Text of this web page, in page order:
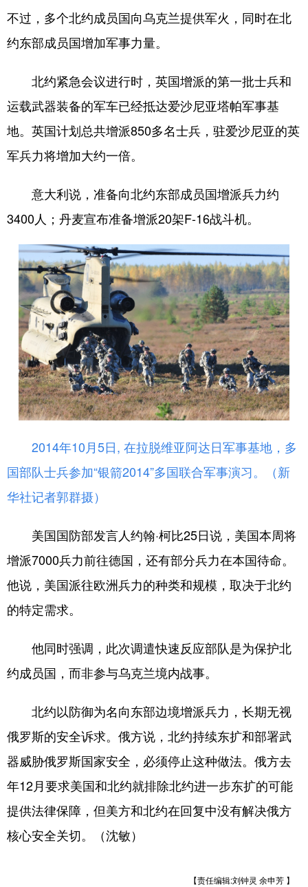
不过，多个北约成员国向乌克兰提供军火，同时在北
约东部成员国增加军事力量。
北约紧急会议进行时，英国增派的第一批士兵和
运载武器装备的军车已经抵达爱沙尼亚塔帕军事基
地。英国计划总共增派850多名士兵，驻爱沙尼亚的英
军兵力将增加大约一倍。
意大利说，准备向北约东部成员国增派兵力约
3400人；丹麦宣布准备增派20架F-16战斗机。
2014年10月5日, 在拉脱维亚阿达日军事基地，多
国部队士兵参加“银箭2014”多国联合军事演习。（新
华社记者郭群摄）
美国国防部发言人约翰·柯比25日说，美国本周将
增派7000兵力前往德国，还有部分兵力在本国待命。
他说，美国派往欧洲兵力的种类和规模，取决于北约
的特定需求。
他同时强调，此次调遣快速反应部队是为保护北
约成员国，而非参与乌克兰境内战事。
北约以防御为名向东部边境增派兵力，长期无视
俄罗斯的安全诉求。俄方说，北约持续东扩和部署武
器威胁俄罗斯国家安全，必须停止这种做法。俄方去
年12月要求美国和北约就排除北约进一步东扩的可能
提供法律保障，但美方和北约在回复中没有解决俄方
核心安全关切。（沈敏）
【责任编辑:刘钟灵 余申芳 】